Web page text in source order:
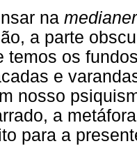
na
a parte
temos os
e
nosso
a
para a